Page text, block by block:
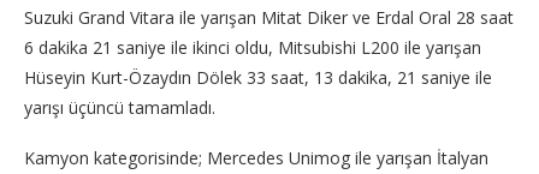
Suzuki Grand Vitara ile yarışan Mitat Diker ve Erdal Oral 28 saat
6 dakika 21 saniye ile ikinci oldu, Mitsubishi L200 ile yarışan
Hüseyin Kurt-Özaydın Dölek 33 saat, 13 dakika, 21 saniye ile
yarışı üçüncü tamamladı.
Kamyon kategorisinde; Mercedes Unimog ile yarışan İtalyan